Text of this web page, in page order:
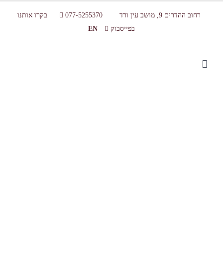
רחוב ההדרים 9, מושב עין ורד 077-5255370
בקרו אותנו
בפייסבוק
EN